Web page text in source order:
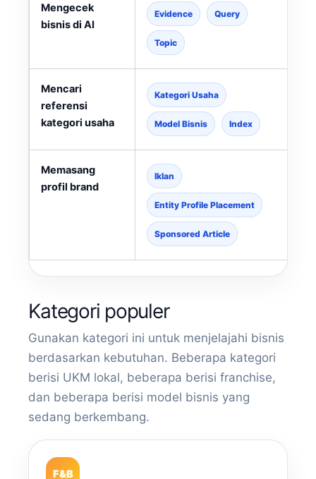
Mengecek
bisnis di AI
Evidence Query
Topic
Mencari
referensi
kategori usaha
Kategori Usaha
Model Bisnis Index
Memasang
profil brand
Iklan
Entity Profile Placement
Sponsored Article
Kategori populer
Gunakan kategori ini untuk menjelajahi bisnis
berdasarkan kebutuhan. Beberapa kategori
berisi UKM lokal, beberapa berisi franchise,
dan beberapa berisi model bisnis yang
sedang berkembang.
F&B